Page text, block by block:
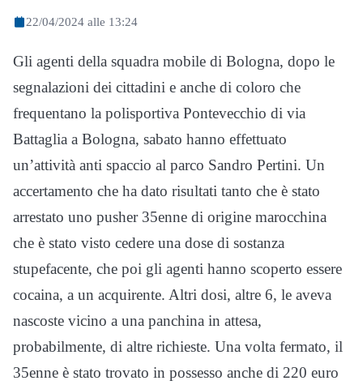
22/04/2024 alle 13:24
Gli agenti della squadra mobile di Bologna, dopo le
segnalazioni dei cittadini e anche di coloro che
frequentano la polisportiva Pontevecchio di via
Battaglia a Bologna, sabato hanno effettuato
un’attività anti spaccio al parco Sandro Pertini. Un
accertamento che ha dato risultati tanto che è stato
arrestato uno pusher 35enne di origine marocchina
che è stato visto cedere una dose di sostanza
stupefacente, che poi gli agenti hanno scoperto essere
cocaina, a un acquirente. Altri dosi, altre 6, le aveva
nascoste vicino a una panchina in attesa,
probabilmente, di altre richieste. Una volta fermato, il
35enne è stato trovato in possesso anche di 220 euro